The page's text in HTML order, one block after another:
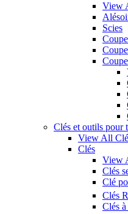
View
Scies
Clés et outils pour
View All
Clés
View
Clés
Clé
Clés
Clés